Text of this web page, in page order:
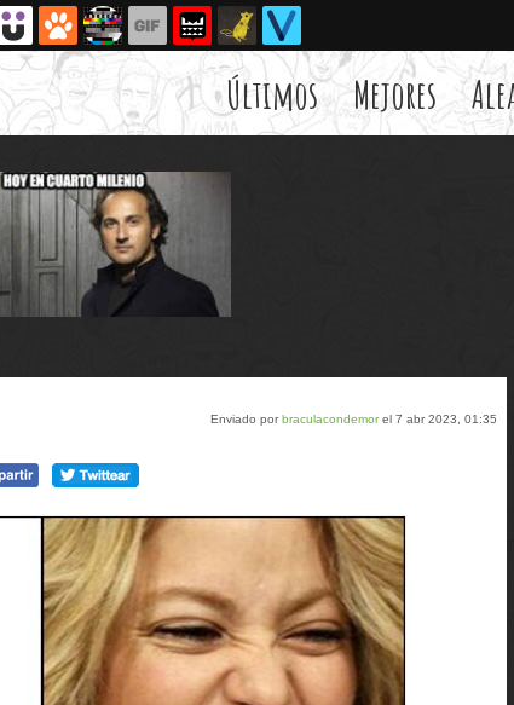
Últimos Mejores
Enviado porbraculacondemorel 7 abr 2023, 01:35